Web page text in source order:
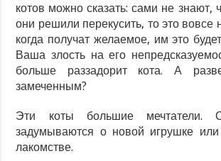
котов можно сказать: сами не знают,
они решили перекусить, то это вовсе
когда получат желаемое, им это
Ваша злость на его
больше раззадорит кота. А
замеченным?
Эти коты большие мечтатели.
задумываются о новой игрушке
лакомстве.